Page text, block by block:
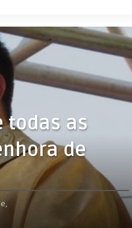
todas as
de